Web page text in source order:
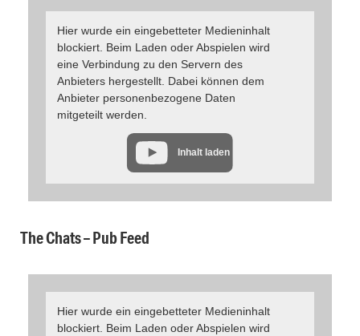
Hier wurde ein eingebetteter Medieninhalt
blockiert. Beim Laden oder Abspielen wird
eine Verbindung zu den Servern des
Anbieters hergestellt. Dabei können dem
Anbieter personenbezogene Daten
mitgeteilt werden.
Inhalt laden
The Chats – Pub Feed
Hier wurde ein eingebetteter Medieninhalt
blockiert. Beim Laden oder Abspielen wird